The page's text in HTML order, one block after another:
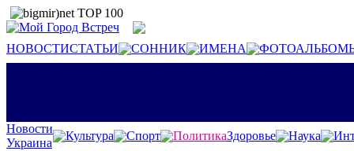
НОВОСТИСТАТЬИ СОННИК ИМЕНА
Новости
Украина
Культура Спорт ПолитикаЗдоровье Наука